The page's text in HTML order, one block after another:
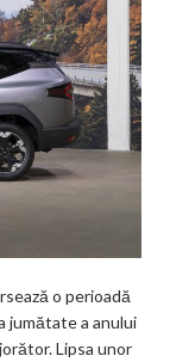
o perioadă
jumătate a anului
Lipsa unor